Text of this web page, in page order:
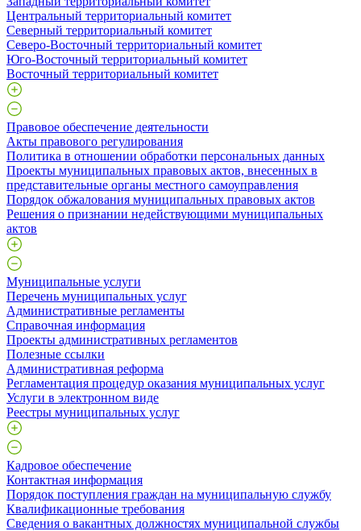
Центральный территориальный комитет
Северный территориальный комитет
Северо-Восточный территориальный комитет
Юго-Восточный территориальный комитет
Восточный территориальный комитет
Правовое обеспечение деятельности
Акты правового регулирования
Политика в отношении обработки персональных данных
Проекты муниципальных правовых актов, внесенных в
представительные органы местного самоуправления
Порядок обжалования муниципальных правовых актов
Решения о признании недействующими муниципальных
актов
Муниципальные услуги
Перечень муниципальных услуг
Административные регламенты
Справочная информация
Проекты административных регламентов
Полезные ссылки
Административная реформа
Регламентация процедур оказания муниципальных услуг
Услуги в электронном виде
Реестры муниципальных услуг
Кадровое обеспечение
Контактная информация
Порядок поступления граждан на муниципальную службу
Квалификационные требования
Сведения о вакантных должностях муниципальной службы